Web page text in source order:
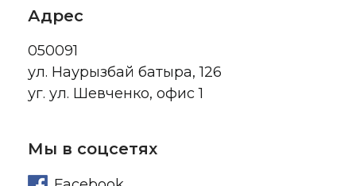
Мы в соцсетях
Адрес
050091
ул. Наурызбай батыра, 126
уг. ул. Шевченко, офис 1